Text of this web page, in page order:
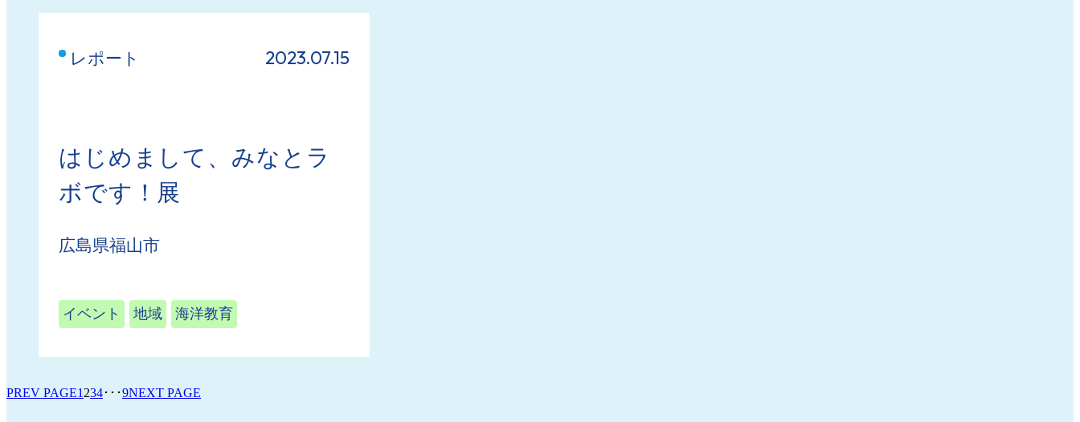
レポート 2023.07.15
はじめまして、みなとラ
ボです！展
広島県福山市
イベント 地域 海洋教育
PREV PAGE1 234･･･9NEXT PAGE